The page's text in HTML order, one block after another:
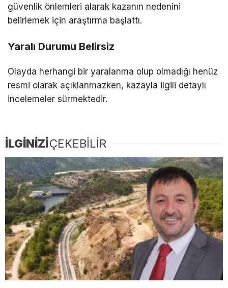
güvenlik önlemleri alarak kazanın nedenini
belirlemek için araştırma başlattı.
Yaralı Durumu Belirsiz
Olayda herhangi bir yaralanma olup olmadığı henüz
resmi olarak açıklanmazken, kazayla ilgili detaylı
incelemeler sürmektedir.
İLGİNİZİÇEKEBİLİR